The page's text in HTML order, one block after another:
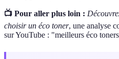
📺 Pour aller plus loin :
choisir un éco toner, une analyse
sur YouTube : "meilleurs éco